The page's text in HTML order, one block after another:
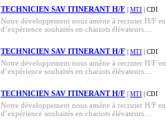
TECHNICIEN SAV ITINERANT H/F MTI | CDI
Notre développement nous amène à recruter H/F
d’expérience souhaités en chariots élévateurs....
TECHNICIEN SAV ITINERANT H/F MTI | CDI
Notre développement nous amène à recruter H/F
d’expérience souhaités en chariots élévateurs....
TECHNICIEN SAV ITINERANT H/F MTI | CDI
Notre développement nous amène à recruter H/F
d’expérience souhaités en chariots élévateurs....